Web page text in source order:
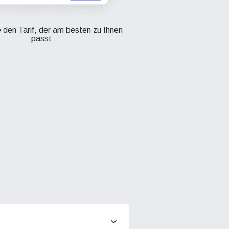
den Tarif, der am besten zu Ihnen
passt